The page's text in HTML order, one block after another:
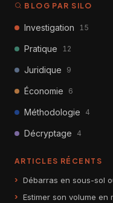
BLOG PAR SILO
Investigation 15
Pratique 12
Juridique 9
Économie 6
Méthodologie 4
Décryptage 4
ARTICLES RÉCENTS
Débarras en sous-sol
Estimer son volume en